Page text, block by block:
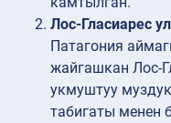
Лос-Гласиарес
Патагония
жайгашкан Лос-
укмуштуу
табигаты менен